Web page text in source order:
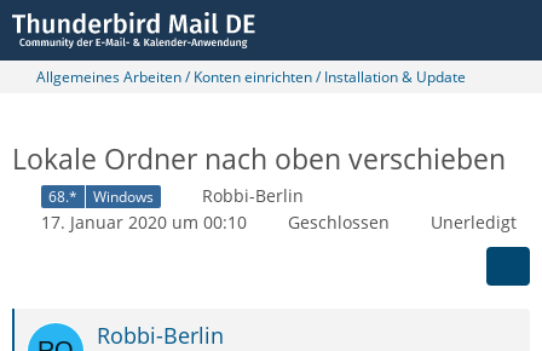
Allgemeines Arbeiten / Konten einrichten / Installation & Update
Lokale Ordner nach oben verschieben
68.* Windows
Robbi-Berlin
17. Januar 2020 um 00:10
Geschlossen Unerledigt
Robbi-Berlin